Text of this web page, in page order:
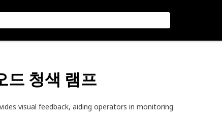
드 청색 램프
visual feedback, aiding operators in monitoring